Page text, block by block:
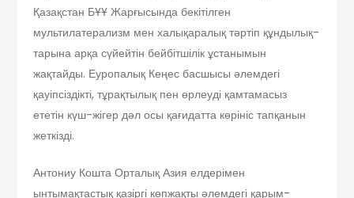
Қазақстан БҰҰ Жарғысында бекітілген
мультилатерализм мен халықаралық тәртіп құндылық­
тарына арқа сүйейтін бейбітшілік ұстанымын
жақтайды. Еуропалық Кеңес басшысы әлемдегі
қауіпсіздікті, тұрақтылық пен өрлеуді қамтамасыз
ететін күш-жігер дәл осы қағидатта көрініс тапқанын
жеткізді.
Антониу Кошта Орталық Азия елдерімен
ынтымақтастық қазіргі көпжақты әлемдегі қарым-